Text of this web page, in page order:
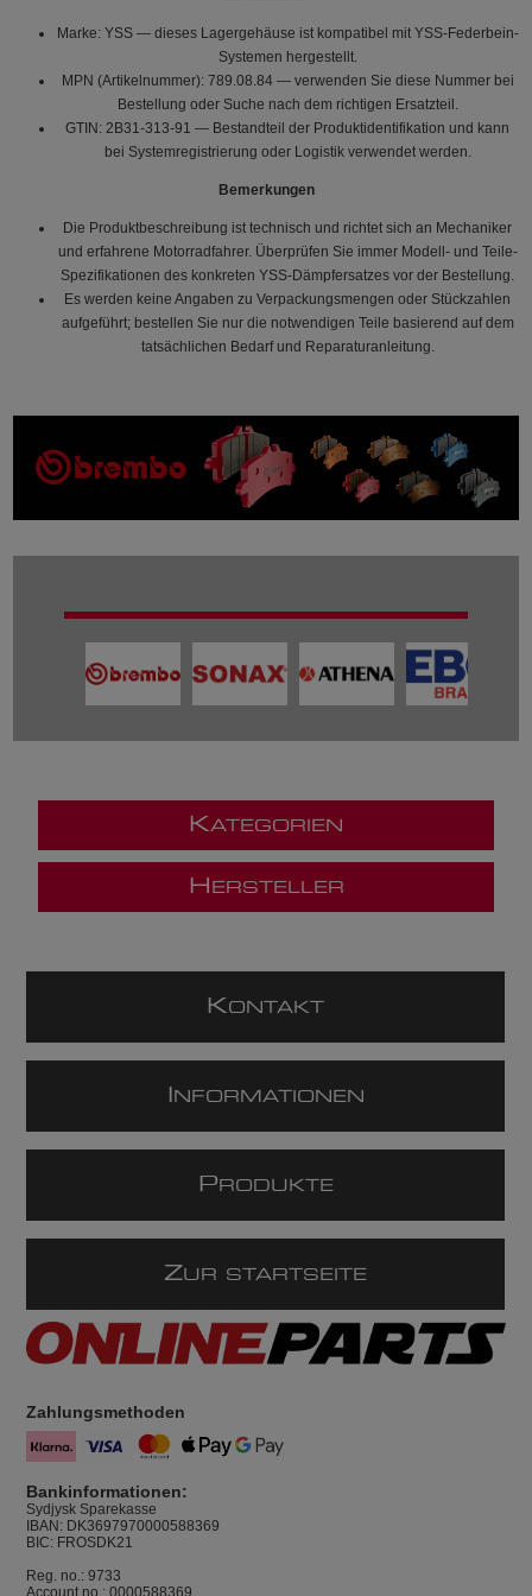
Marke: YSS — dieses Lagergehäuse ist kompatibel mit YSS-Federbein-
Systemen hergestellt.
MPN (Artikelnummer): 789.08.84 — verwenden Sie diese Nummer bei
Bestellung oder Suche nach dem richtigen Ersatzteil.
GTIN: 2B31-313-91 — Bestandteil der Produktidentifikation und kann
bei Systemregistrierung oder Logistik verwendet werden.
Bemerkungen
Die Produktbeschreibung ist technisch und richtet sich an Mechaniker
und erfahrene Motorradfahrer. Überprüfen Sie immer Modell- und Teile-
Spezifikationen des konkreten YSS-Dämpfersatzes vor der Bestellung.
Es werden keine Angaben zu Verpackungsmengen oder Stückzahlen
aufgeführt; bestellen Sie nur die notwendigen Teile basierend auf dem
tatsächlichen Bedarf und Reparaturanleitung.
KATEGORIEN
H ERSTELLER
KONTAKT
NFORMATIONEN
P RODUKTE
ZUR STARTSEITE
Zahlungsmethoden
Bankinformationen:
Sydjysk Sparekasse
IBAN: DK3697970000588369
BIC: FROSDK21
Reg. no.: 9733
Account no.: 0000588369